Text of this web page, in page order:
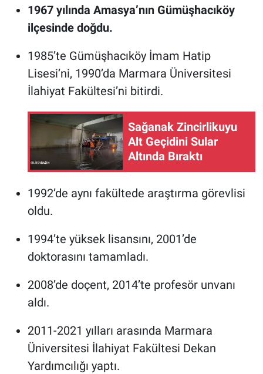
1967 yılında Amasya’nın Gümüşhacıköy
ilçesinde doğdu.
1985’te Gümüşhacıköy İmam Hatip
Lisesi’ni, 1990’da Marmara Üniversitesi
İlahiyat Fakültesi’ni bitirdi.
Sağanak Zincirlikuyu
Alt Geçidini Sular
Altında Bıraktı
1992’de aynı fakültede araştırma görevlisi
oldu.
1994’te yüksek lisansını, 2001’de
doktorasını tamamladı.
2008’de doçent, 2014’te profesör unvanı
aldı.
2011-2021 yılları arasında Marmara
Üniversitesi İlahiyat Fakültesi Dekan
Yardımcılığı yaptı.